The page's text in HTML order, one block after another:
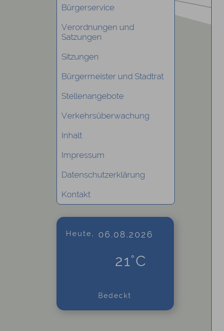
Bürgerservice
Verordnungen und
Satzungen
Sitzungen
Bürgermeister und Stadtrat
Stellenangebote
Verkehrsüberwachung
Inhalt
Impressum
Datenschutzerklärung
Kontakt
Heute, 06.08.2026
21°C
Bedeckt